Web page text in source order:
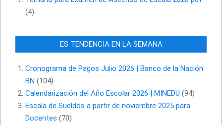
(4)
ES TENDENCIA EN LA SEMANA
Cronograma de Pagos Julio 2026 | Banco de la Nación
BN (104)
Calendarización del Año Escolar 2026 | MINEDU (94)
Escala de Sueldos a partir de noviembre 2025 para
Docentes (70)